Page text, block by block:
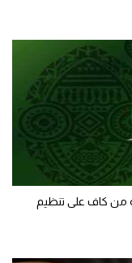
من كاف على تنظيم